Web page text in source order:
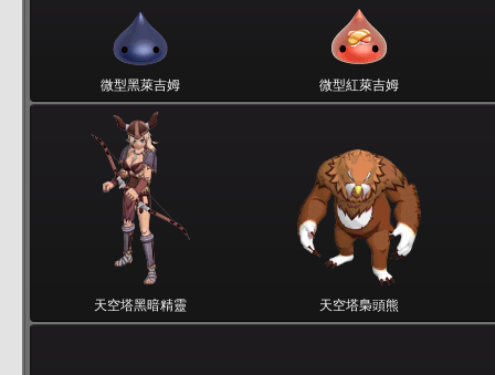
微型黑萊吉姆 微型紅萊吉姆
天空塔黑暗精靈 天空塔梟頭熊